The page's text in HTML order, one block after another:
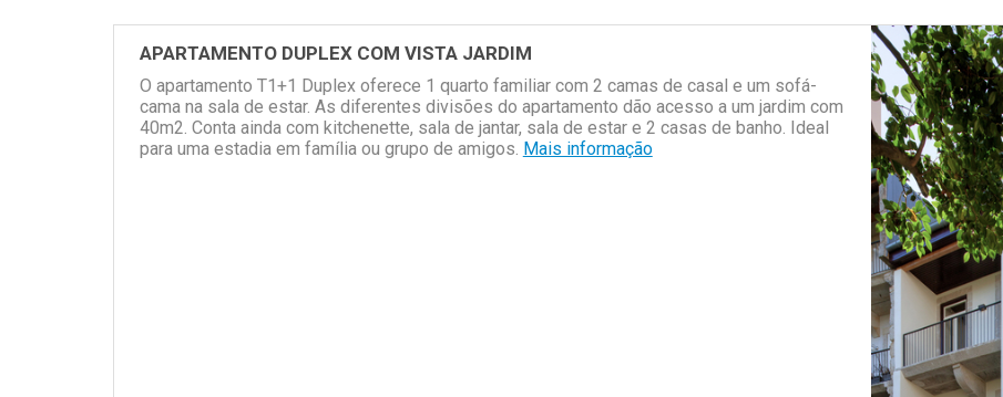
APARTAMENTO DUPLEX COM VISTA JARDIM
O apartamento T1+1 Duplex oferece 1 quarto familiar com 2 camas de casal e um sofá-
cama na sala de estar. As diferentes divisões do apartamento dão acesso a um jardim com
40m2. Conta ainda com kitchenette, sala de jantar, sala de estar e 2 casas de banho. Ideal
para uma estadia em família ou grupo de amigos. Mais informação